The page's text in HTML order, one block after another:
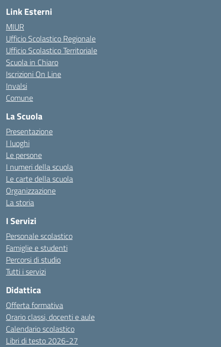
Link Esterni
MIUR
Ufficio Scolastico Regionale
Ufficio Scolastico Territoriale
Scuola in Chiaro
Iscrizioni On Line
Invalsi
Comune
La Scuola
Presentazione
I luoghi
Le persone
I numeri della scuola
Le carte della scuola
Organizzazione
La storia
I Servizi
Personale scolastico
Famiglie e studenti
Percorsi di studio
Tutti i servizi
Didattica
Offerta formativa
Orario classi, docenti e aule
Calendario scolastico
Libri di testo 2026-27